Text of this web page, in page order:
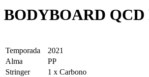
BODYBOARD
Temporada
2021
Alma
PP
Stringer
1 x Carbono